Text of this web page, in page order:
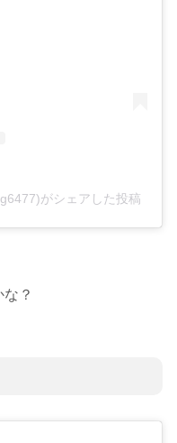
がシェアした投稿
？